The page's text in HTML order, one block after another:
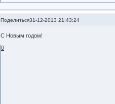
Поделиться31-12-2013 21:43:24
С Новым годом!
0